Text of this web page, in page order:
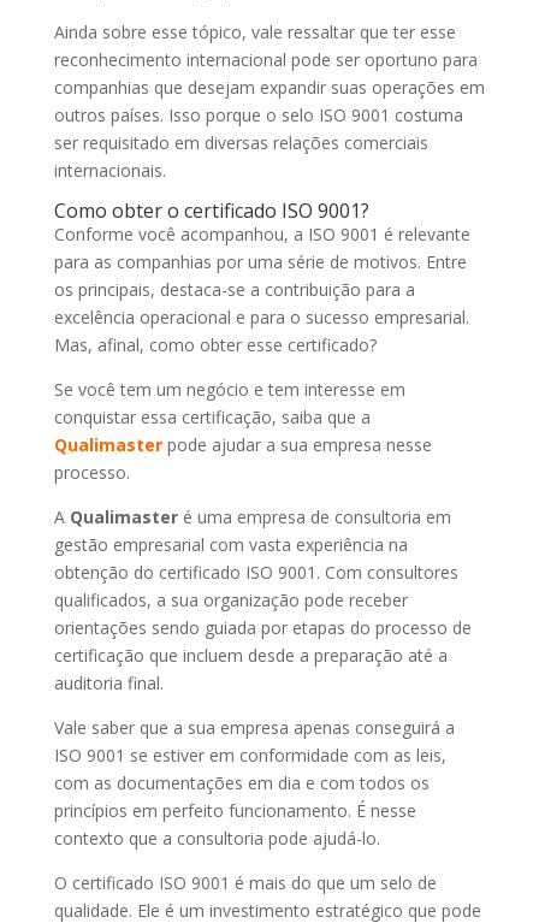
Ainda sobre esse tópico, vale ressaltar que ter esse
reconhecimento internacional pode ser oportuno para
companhias que desejam expandir suas operações em
outros países. Isso porque o selo ISO 9001 costuma
ser requisitado em diversas relações comerciais
internacionais.
Como obter o certificado ISO 9001?
Conforme você acompanhou, a ISO 9001 é relevante
para as companhias por uma série de motivos. Entre
os principais, destaca-se a contribuição para a
excelência operacional e para o sucesso empresarial.
Mas, afinal, como obter esse certificado?
Se você tem um negócio e tem interesse em
conquistar essa certificação, saiba que a
Qualimasterpode ajudar a sua empresa nesse
processo.
A Qualimaster é uma empresa de consultoria em
gestão empresarial com vasta experiência na
obtenção do certificado ISO 9001. Com consultores
qualificados, a sua organização pode receber
orientações sendo guiada por etapas do processo de
certificação que incluem desde a preparação até a
auditoria final.
Vale saber que a sua empresa apenas conseguirá a
ISO 9001 se estiver em conformidade com as leis,
com as documentações em dia e com todos os
princípios em perfeito funcionamento. É nesse
contexto que a consultoria pode ajudá-lo.
O certificado ISO 9001 é mais do que um selo de
qualidade. Ele é um investimento estratégico que pode